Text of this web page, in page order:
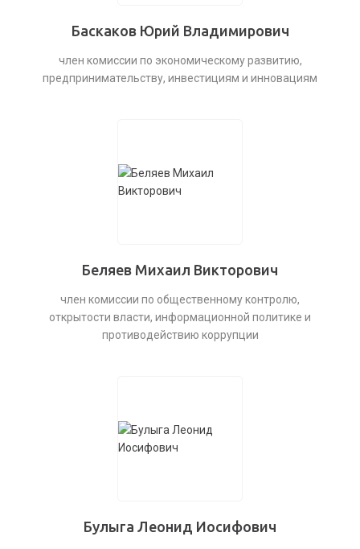
Баскаков Юрий Владимирович
член комиссии по экономическому развитию,
предпринимательству, инвестициям и инновациям
Беляев Михаил Викторович
член комиссии по общественному контролю,
открытости власти, информационной политике и
противодействию коррупции
Булыга Леонид Иосифович